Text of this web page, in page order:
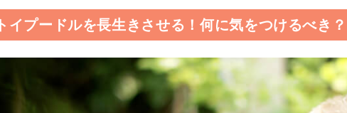
トイプードルを長生きさせる！何に気をつけるべき？